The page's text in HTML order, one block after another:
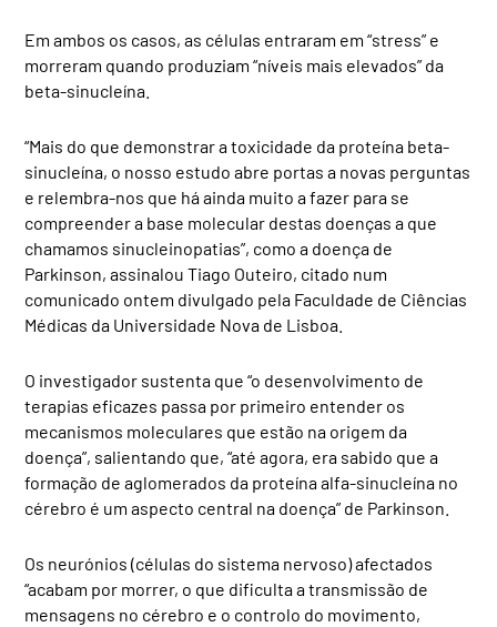
Em ambos os casos, as células entraram em “stress” e
morreram quando produziam “níveis mais elevados” da
beta-sinucleína.
“Mais do que demonstrar a toxicidade da proteína beta-
sinucleína, o nosso estudo abre portas a novas perguntas
e relembra-nos que há ainda muito a fazer para se
compreender a base molecular destas doenças a que
chamamos sinucleinopatias”, como a doença de
Parkinson, assinalou Tiago Outeiro, citado num
comunicado ontem divulgado pela Faculdade de Ciências
Médicas da Universidade Nova de Lisboa.
O investigador sustenta que “o desenvolvimento de
terapias eficazes passa por primeiro entender os
mecanismos moleculares que estão na origem da
doença”, salientando que, “até agora, era sabido que a
formação de aglomerados da proteína alfa-sinucleína no
cérebro é um aspecto central na doença” de Parkinson.
Os neurónios (células do sistema nervoso) afectados
“acabam por morrer, o que dificulta a transmissão de
mensagens no cérebro e o controlo do movimento,